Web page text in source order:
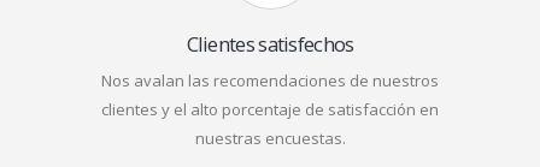
Clientes satisfechos
Nos avalan las recomendaciones de nuestros
clientes y el alto porcentaje de satisfacción en
nuestras encuestas.